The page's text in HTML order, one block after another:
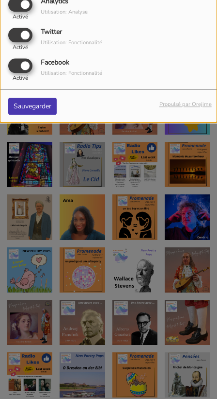
Activé
Utilisation: Analyse
Twitter
Activé
Utilisation: Fonctionnalité
Facebook
Activé
Utilisation: Fonctionnalité
Sauvegarder Propulsé par Orejime